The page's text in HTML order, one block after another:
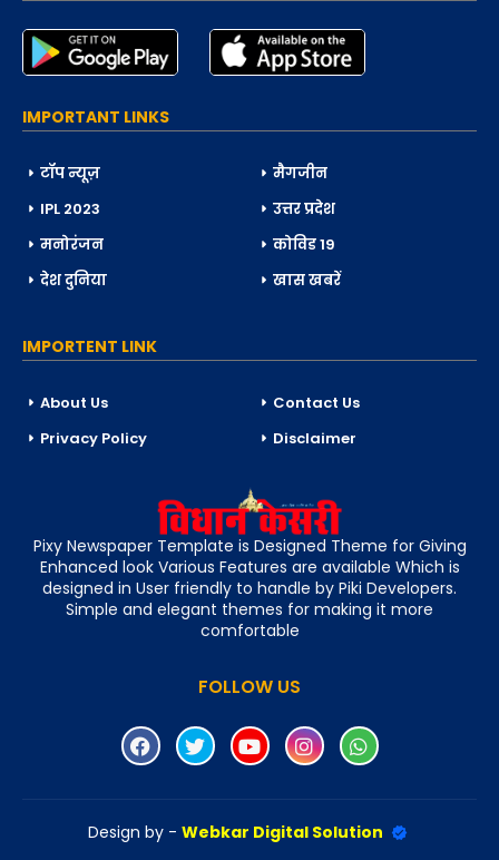
IMPORTANT LINKS
टॉप न्यूज़
मैगजीन
IPL 2023
उत्तर प्रदेश
मनोरंजन
कोविड 19
देश दुनिया
खास खबरें
IMPORTENT LINK
About Us
Contact Us
Privacy Policy
Disclaimer
Pixy Newspaper Template is Designed Theme for Giving
Enhanced look Various Features are available Which is
designed in User friendly to handle by Piki Developers.
Simple and elegant themes for making it more
comfortable
FOLLOW US
Design by - Webkar Digital Solution